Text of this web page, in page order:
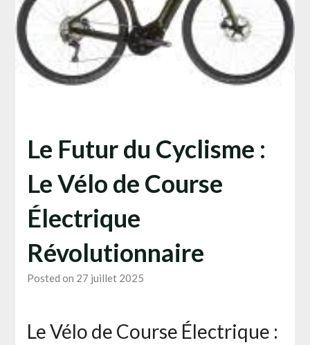
Le Futur du Cyclisme :
Le Vélo de Course
Électrique
Révolutionnaire
Posted on 27 juillet 2025
Le Vélo de Course Électrique :